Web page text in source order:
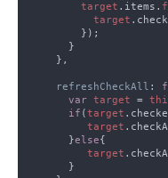
target .items.
target
refreshCheckAll :
var target =
if (target
target
      }
else
target